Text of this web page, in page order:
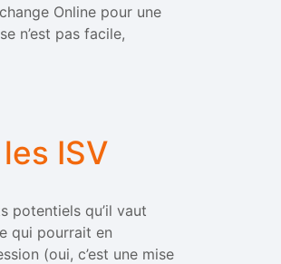
Online pour une
n’est pas facile,
ISV
potentiels qu’il vaut
qui pourrait en
(oui, c’est une mise